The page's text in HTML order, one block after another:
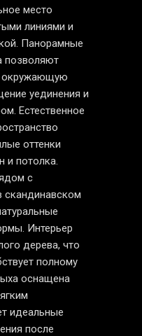
место
линиями и
Панорамные
позволяют
окружающую
уединения и
Естественное
оттенки
и потолка.
с
скандинавском
Интерьер
дерева, что
полному
оснащена
идеальные
после